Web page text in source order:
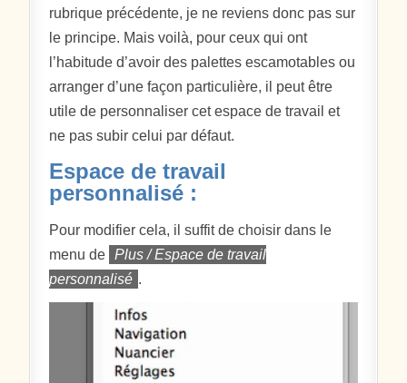
rubrique précédente, je ne reviens donc pas sur
le principe. Mais voilà, pour ceux qui ont
l’habitude d’avoir des palettes escamotables ou
arranger d’une façon particulière, il peut être
utile de personnaliser cet espace de travail et
ne pas subir celui par défaut.
Espace de travail
personnalisé :
Pour modifier cela, il suffit de choisir dans le
menu de
Plus / Espace de travail
personnalisé .